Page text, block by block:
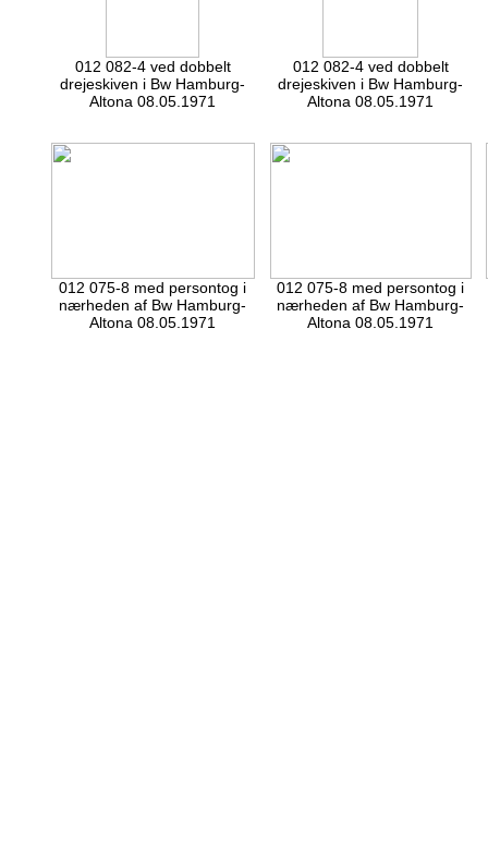
012 082-4 ved dobbelt
drejeskiven i Bw Hamburg-
Altona 08.05.1971
012 082-4 ved dobbelt
drejeskiven i Bw Hamburg-
Altona 08.05.1971
012 075-8 med persontog i
nærheden af Bw Hamburg-
Altona 08.05.1971
012 075-8 med persontog i
nærheden af Bw Hamburg-
Altona 08.05.1971